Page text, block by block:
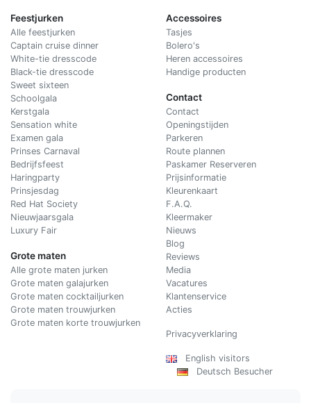
Feestjurken
Alle feestjurken
Captain cruise dinner
White-tie dresscode
Black-tie dresscode
Sweet sixteen
Schoolgala
Kerstgala
Sensation white
Examen gala
Prinses Carnaval
Bedrijfsfeest
Haringparty
Prinsjesdag
Red Hat Society
Nieuwjaarsgala
Luxury Fair
Grote maten
Alle grote maten jurken
Grote maten galajurken
Grote maten cocktailjurken
Grote maten trouwjurken
Grote maten korte trouwjurken
Accessoires
Tasjes
Bolero's
Heren accessoires
Handige producten
Contact
Contact
Openingstijden
Parkeren
Route plannen
Paskamer Reserveren
Prijsinformatie
Kleurenkaart
F.A.Q.
Kleermaker
Nieuws
Blog
Reviews
Media
Vacatures
Klantenservice
Acties
Privacyverklaring
English visitors
Deutsch Besucher